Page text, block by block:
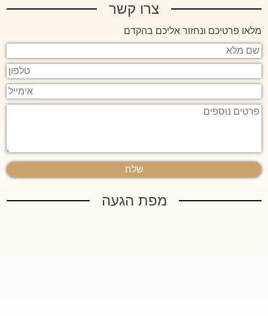
צרו קשר
מלאו פרטיכם ונחזור אליכם בהקדם
שם
מלא
פרטים
מפת הגעה